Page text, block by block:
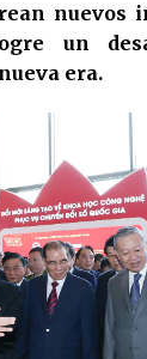
nuevos
un
era.